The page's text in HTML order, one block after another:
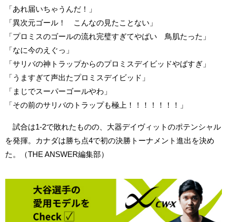
「あれ届いちゃうんだ！」
「異次元ゴール！ こんなの見たことない」
「プロミスのゴールの流れ完璧すぎてやばい 鳥肌たった」
「なに今のえぐっ」
「サリバの神トラップからのプロミスデイビッドやばすぎ」
「うますぎて声出たプロミスデイビッド」
「まじでスーパーゴールやわ」
「その前のサリバのトラップも極上！！！！！！！」
試合は1-2で敗れたものの、大器デイヴィットのポテンシャル
を発揮。カナダは勝ち点4で初の決勝トーナメント進出を決め
た。（THE ANSWER編集部）